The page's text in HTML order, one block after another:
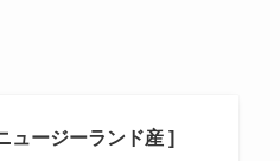
ュージーランド産 ]